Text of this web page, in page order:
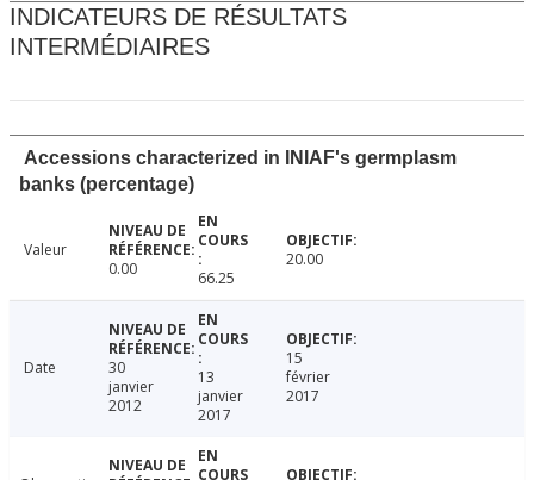
INDICATEURS DE RÉSULTATS
INTERMÉDIAIRES
Accessions characterized in INIAF's germplasm
banks (percentage)
Valeur
0.00
66.25
20.00
Date
30
janvier
2012
13
janvier
2017
15
février
2017